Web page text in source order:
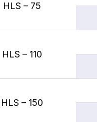
HLS – 75
HLS – 110
HLS – 150